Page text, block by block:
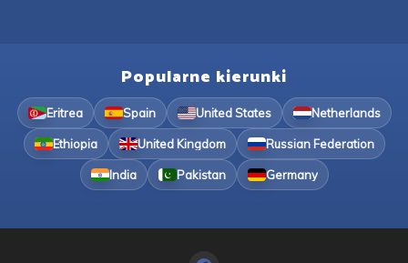
Popularne kierunki
Eritrea Spain United States Netherlands
Ethiopia United Kingdom Russian Federation
India Pakistan Germany